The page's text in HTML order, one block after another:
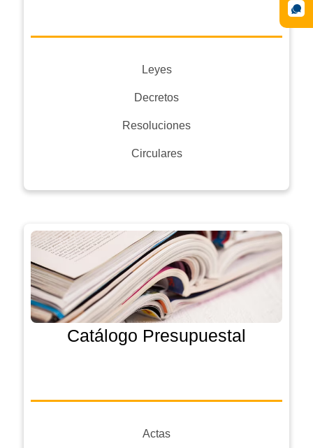
Leyes
Decretos
Resoluciones
Circulares
Catálogo Presupuestal
Actas